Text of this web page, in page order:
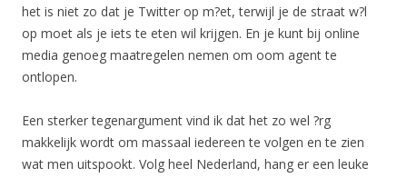
het is niet zo dat je Twitter op m?et, terwijl je de straat w?l
op moet als je iets te eten wil krijgen. En je kunt bij online
media genoeg maatregelen nemen om oom agent te
ontlopen.
Een sterker tegenargument vind ik dat het zo wel ?rg
makkelijk wordt om massaal iedereen te volgen en te zien
wat men uitspookt. Volg heel Nederland, hang er een leuke